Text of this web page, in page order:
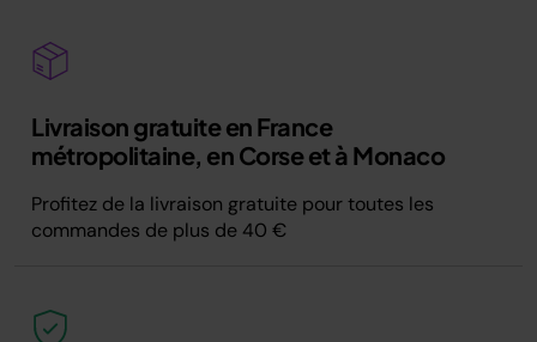
Livraison gratuite en France
métropolitaine, en Corse et à Monaco
Profitez de la livraison gratuite pour toutes les
commandes de plus de 40 €